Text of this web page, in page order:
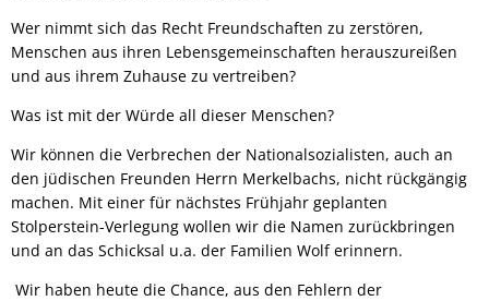
Wer nimmt sich das Recht Freundschaften zu zerstören,
Menschen aus ihren Lebensgemeinschaften herauszureißen
und aus ihrem Zuhause zu vertreiben?
Was ist mit der Würde all dieser Menschen?
Wir können die Verbrechen der Nationalsozialisten, auch an
den jüdischen Freunden Herrn Merkelbachs, nicht rückgängig
machen. Mit einer für nächstes Frühjahr geplanten
Stolperstein-Verlegung wollen wir die Namen zurückbringen
und an das Schicksal u.a. der Familien Wolf erinnern.
Wir haben heute die Chance, aus den Fehlern der